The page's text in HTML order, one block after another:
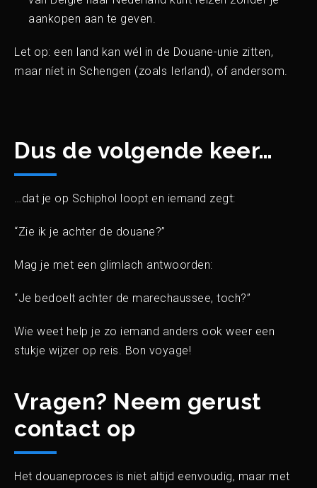
Home
Onze diensten
Nieuwe CBAM-training
voor Declaranten
Opleiding
Douanevaardigheden in
Zo werkt het | Downloads
Over ons
Blog
aankopen aan te geven.
Let op: een land kan wél in de Douane-unie zitten,
maar níet in Schengen (zoals Ierland), of andersom.
Dus de volgende keer…
…dat je op Schiphol loopt en iemand zegt:
“Zie ik je achter de douane?”
Mag je met een glimlach antwoorden:
“Je bedoelt achter de marechaussee, toch?”
Wie weet help je zo iemand anders ook weer een
stukje wijzer op reis. Bon voyage!
Vragen? Neem gerust
contact op
Het douaneproces is niet altijd eenvoudig, maar met